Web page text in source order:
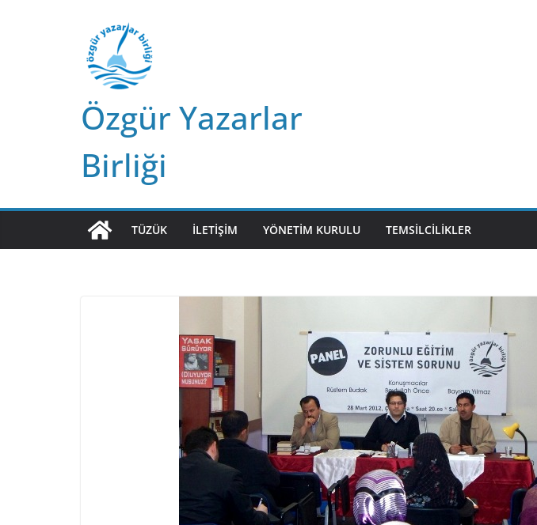
Özgür Yazarlar
Birliği
TÜZÜK İLETIŞIM YÖNETIM KURULU TEMSILCILIKLER